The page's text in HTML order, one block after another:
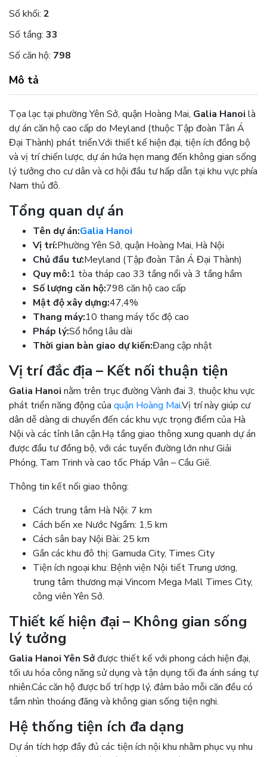
Số khối: 2
Số tầng: 33
Số căn hộ: 798
Mô tả
Tọa lạc tại phường Yên Sở, quận Hoàng Mai, Galia Hanoi là
dự án căn hộ cao cấp do Meyland (thuộc Tập đoàn Tân Á
Đại Thành) phát triển.Với thiết kế hiện đại, tiện ích đồng bộ
và vị trí chiến lược, dự án hứa hẹn mang đến không gian sống
lý tưởng cho cư dân và cơ hội đầu tư hấp dẫn tại khu vực phía
Nam thủ đô.
Tổng quan dự án
Tên dự án:Galia Hanoi
Vị trí:Phường Yên Sở, quận Hoàng Mai, Hà Nội
Chủ đầu tư:Meyland (Tập đoàn Tân Á Đại Thành)
Quy mô:1 tòa tháp cao 33 tầng nổi và 3 tầng hầm
Số lượng căn hộ:798 căn hộ cao cấp
Mật độ xây dựng:47,4%
Thang máy:10 thang máy tốc độ cao
Pháp lý:Sổ hồng lâu dài
Thời gian bàn giao dự kiến:Đang cập nhật
Vị trí đắc địa – Kết nối thuận tiện
Galia Hanoi nằm trên trục đường Vành đai 3, thuộc khu vực
phát triển năng động của quận Hoàng Mai.Vị trí này giúp cư
dân dễ dàng di chuyển đến các khu vực trọng điểm của Hà
Nội và các tỉnh lân cận.Hạ tầng giao thông xung quanh dự án
được đầu tư đồng bộ, với các tuyến đường lớn như Giải
Phóng, Tam Trinh và cao tốc Pháp Vân – Cầu Giẽ.
Thông tin kết nối giao thông:
Cách trung tâm Hà Nội: 7 km
Cách bến xe Nước Ngầm: 1,5 km
Cách sân bay Nội Bài: 25 km
Gần các khu đô thị: Gamuda City, Times City
Tiện ích ngoại khu: Bệnh viện Nội tiết Trung ương,
trung tâm thương mại Vincom Mega Mall Times City,
công viên Yên Sở.
Thiết kế hiện đại – Không gian sống
lý tưởng
Galia Hanoi Yên Sởđược thiết kế với phong cách hiện đại,
tối ưu hóa công năng sử dụng và tận dụng tối đa ánh sáng tự
nhiên.Các căn hộ được bố trí hợp lý, đảm bảo mỗi căn đều có
tầm nhìn thoáng đãng và không gian sống tiện nghi.
Hệ thống tiện ích đa dạng
Dự án tích hợp đầy đủ các tiện ích nội khu nhằm phục vụ nhu